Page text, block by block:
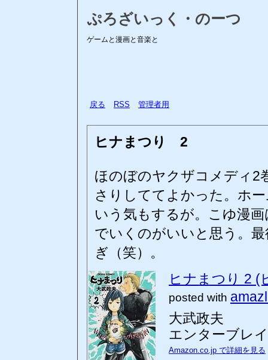
ぷろざいっく・のーつ
ゲームと漫画と音楽と
戻る RSS 管理者用
ヒナまつり 2
ほのぼのヤクザコメディ2
さりしててよかった。ホ
いう気もするが。こゆ漫
でいくのがいいと思う。
ぎ（笑）。
ヒナまつり 2 (
posted with
大武政夫
エンターブレ
Amazon.co.jp で詳細を見る